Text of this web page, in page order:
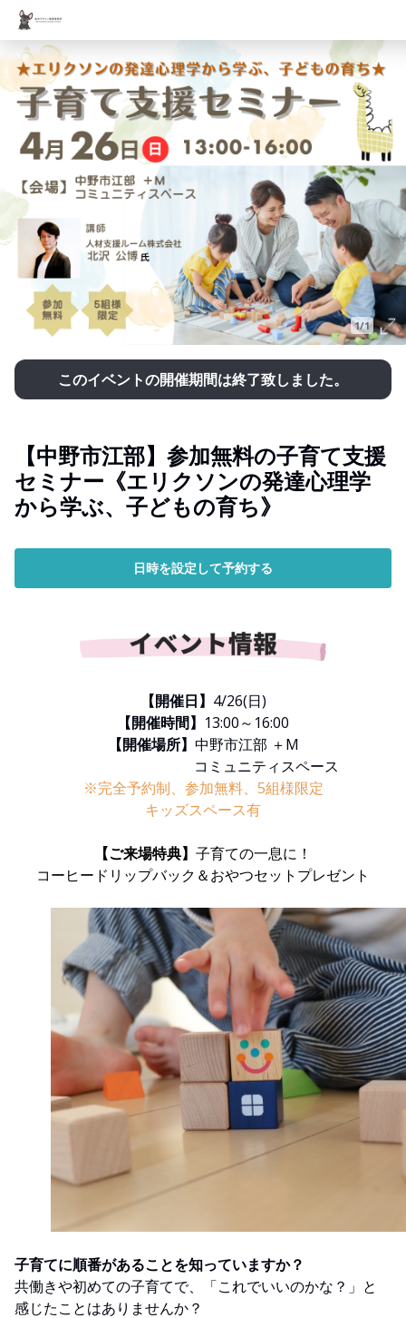
1/1
このイベントの開催期間は終了致しました。
【中野市江部】参加無料の子育て支援
セミナー《エリクソンの発達心理学
から学ぶ、子どもの育ち》
日時を設定して予約する
【開催日】 4/26(日)
【開催時間】 13:00～16:00
【開催場所】 中野市江部 ＋M
コミュニティスペース
※完全予約制、参加無料、5組様限定
キッズスペース有
【ご来場特典】 子育ての一息に！
コーヒードリップバック＆おやつセットプレゼント
子育てに順番があることを知っていますか？
共働きや初めての子育てで、「これでいいのかな？」と
感じたことはありませんか？